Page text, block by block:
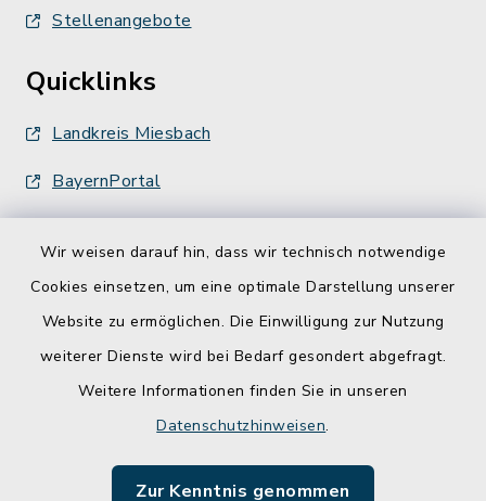
Wir weisen darauf hin, dass wir technisch notwendige
Cookies einsetzen, um eine optimale Darstellung unserer
Website zu ermöglichen. Die Einwilligung zur Nutzung
weiterer Dienste wird bei Bedarf gesondert abgefragt.
Weitere Informationen finden Sie in unseren
Datenschutzhinweisen.
Zur Kenntnis genommen
Stellenangebote
Quicklinks
Landkreis Miesbach
BayernPortal
Barrierefreiheit